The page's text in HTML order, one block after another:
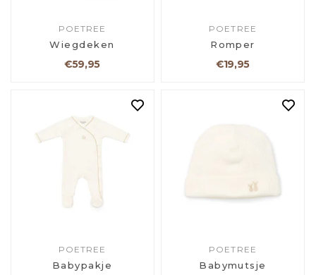
POETREE
Wiegdeken
€59,95
POETREE
Romper
€19,95
POETREE
Babypakje
POETREE
Babymutsje